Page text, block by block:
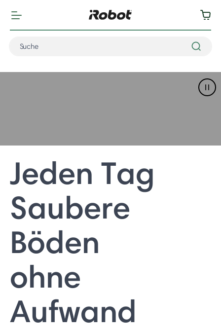
Jeden Tag
Saubere
Böden
ohne
Aufwand